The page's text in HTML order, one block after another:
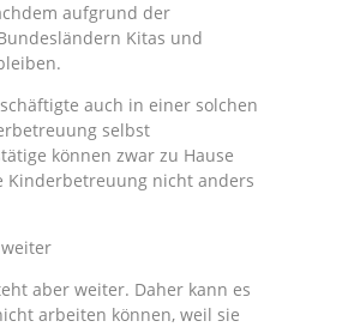
aufgrund der
Kitas und
auch in einer solchen
selbst
können zwar zu Hause
Kinderbetreuung nicht anders
aber weiter. Daher kann es
arbeiten können, weil sie